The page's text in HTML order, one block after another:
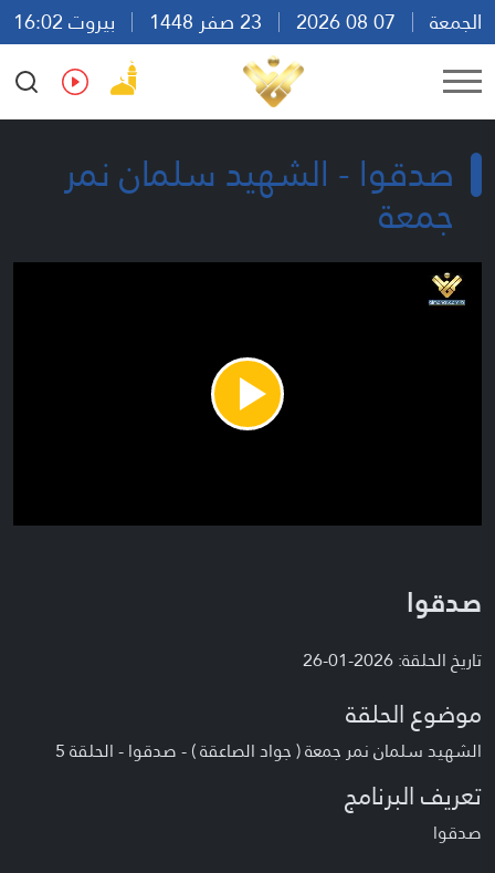
الجمعة
بيروت 16:02
Ar
En Fr Es
صدقوا - الشهيد سلمان نمر
جمعة
Play
Video
صدقوا
تاريخ الحلقة: 2026-01-26
موضوع الحلقة
الشهيد سلمان نمر جمعة ( جواد الصاعقة ) - صدقوا - الحلقة 5
تعريف البرنامج
صدقوا